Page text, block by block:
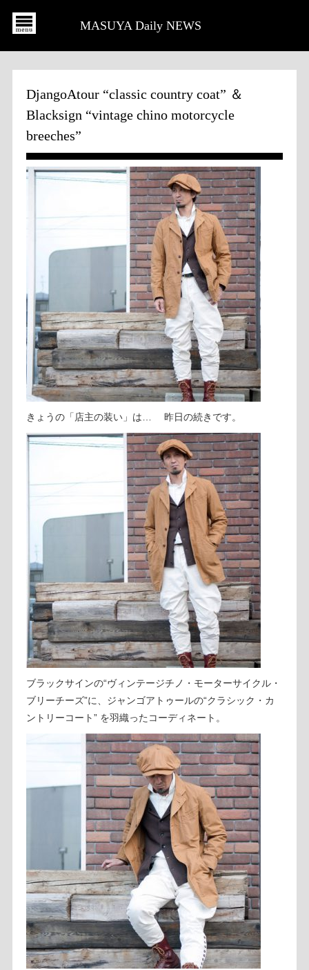
MASUYA Daily NEWS
DjangoAtour “classic country coat” ＆
Blacksign “vintage chino motorcycle
breeches”
きょうの「店主の装い」は… 昨日の続きです。
ブラックサインの“ヴィンテージチノ・モーターサイクル・
ブリーチーズ”に、ジャンゴアトゥールの“クラシック・カ
ントリーコート” を羽織ったコーディネート。